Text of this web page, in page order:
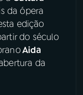
da ópera
edição
do século
Aida
da